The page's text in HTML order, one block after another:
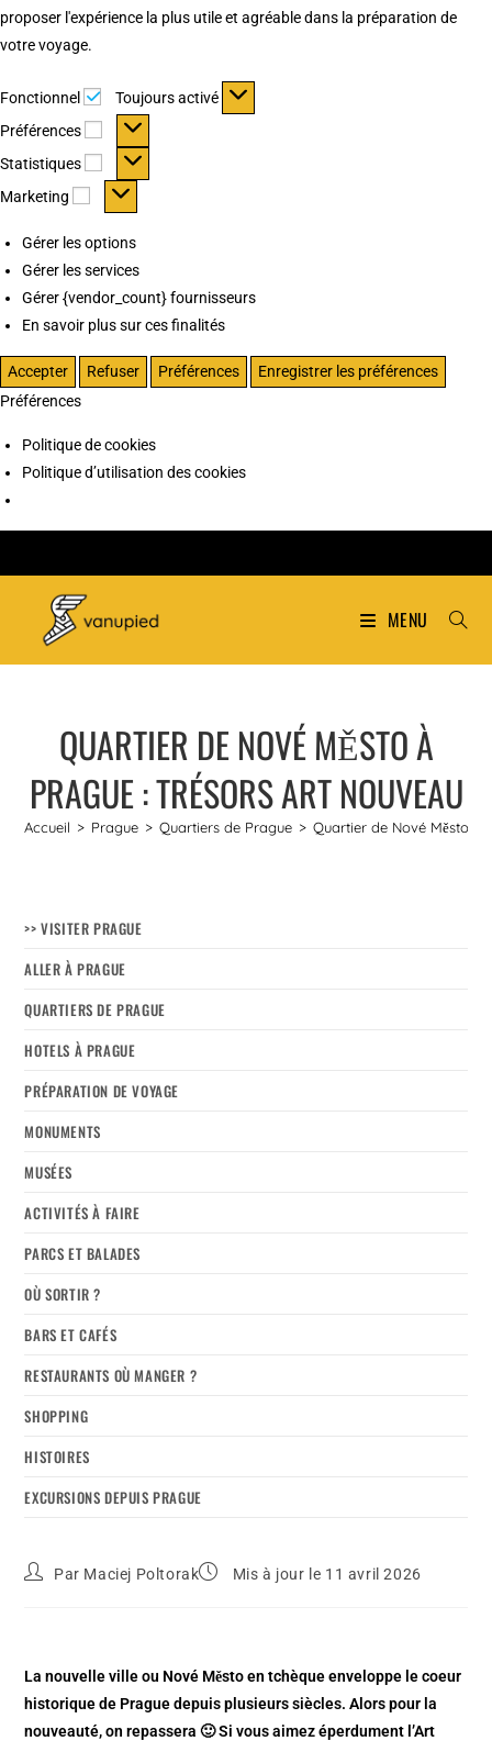
proposer l'expérience la plus utile et agréable dans la préparation de
votre voyage.
Fonctionnel Fonctionnel
Toujours activé
Préférences
Préférences
Statistiques Statistiques
Marketing Marketing
Gérer les options
Gérer les services
Gérer {vendor_count} fournisseurs
En savoir plus sur ces finalités
Accepter Refuser Préférences
Enregistrer les préférences
Préférences
Politique de cookies
Politique d’utilisation des cookies
MENU
QUARTIER DE NOVÉ MĚSTO À
PRAGUE : TRÉSORS ART NOUVEAU
Accueil > Prague > Quartiers de Prague > Quartier de Nové Město à
>> VISITER PRAGUE
ALLER À PRAGUE
QUARTIERS DE PRAGUE
HOTELS À PRAGUE
PRÉPARATION DE VOYAGE
MONUMENTS
MUSÉES
ACTIVITÉS À FAIRE
PARCS ET BALADES
OÙ SORTIR ?
BARS ET CAFÉS
RESTAURANTS OÙ MANGER ?
SHOPPING
HISTOIRES
EXCURSIONS DEPUIS PRAGUE
Par Maciej Poltorak Mis à jour le 11 avril 2026
La nouvelle ville ou Nové Město en tchèque enveloppe le coeur
historique de Prague depuis plusieurs siècles. Alors pour la
nouveauté, on repassera 🙂 Si vous aimezéperdument l’Art